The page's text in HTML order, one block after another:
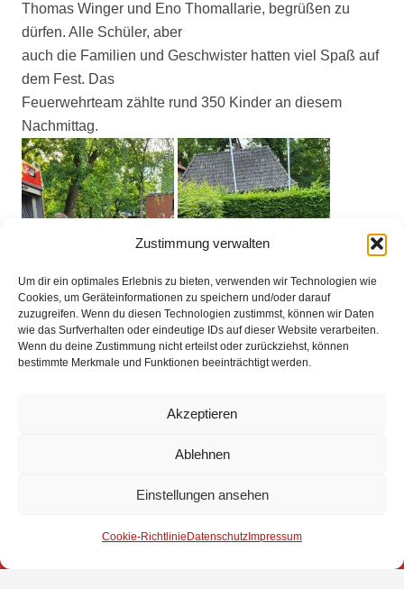
Zustimmung verwalten
Um dir ein optimales Erlebnis zu bieten, verwenden wir Technologien wie
Cookies, um Geräteinformationen zu speichern und/oder darauf
zuzugreifen. Wenn du diesen Technologien zustimmst, können wir Daten
wie das Surfverhalten oder eindeutige IDs auf dieser Website verarbeiten.
Wenn du deine Zustimmung nicht erteilst oder zurückziehst, können
bestimmte Merkmale und Funktionen beeinträchtigt werden.
Akzeptieren
Ablehnen
Einstellungen ansehen
Cookie-Richtlinie Datenschutz Impressum
Thomas Winger und Eno Thomallarie, begrüßen zu
dürfen. Alle Schüler, aber
auch die Familien und Geschwister hatten viel Spaß auf
dem Fest. Das
Feuerwehrteam zählte rund 350 Kinder an diesem
Nachmittag.